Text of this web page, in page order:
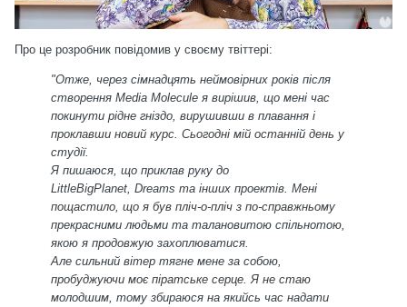
Про це розробник повідомив у своєму твіттері:
"Отже, через сімнадцять неймовірних років після
створення Media Molecule я вирішив, що мені час
покинути рідне гніздо, вирушивши в плавання і
проклавши новий курс. Сьогодні мій останній день у
студії.
Я пишаюся, що приклав руку до
LittleBigPlanet, Dreams та інших проектів. Мені
пощастило, що я був пліч-о-пліч з по-справжньому
прекрасними людьми та талановитою спільнотою,
якою я продовжую захоплюватися.
Але сильний вітер тягне мене за собою,
пробуджуючи моє піратське серце. Я не стаю
молодшим, тому збираюся на якийсь час надати